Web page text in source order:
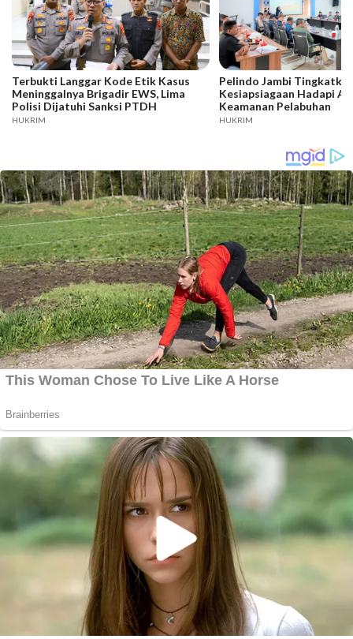
Terbukti Langgar Kode Etik Kasus
Meninggalnya Brigadir EWS, Lima
Polisi Dijatuhi Sanksi PTDH
HUKRIM
Pelindo Jambi
Kesiapsiagaan Hadapi
Keamanan Pelabuhan
HUKRIM